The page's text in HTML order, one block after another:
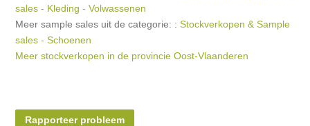
sales - Kleding - Volwassenen
Meer sample sales uit de categorie: :Stockverkopen & Sample
sales - Schoenen
Meer stockverkopen in de provincie Oost-Vlaanderen
Rapporteer probleem